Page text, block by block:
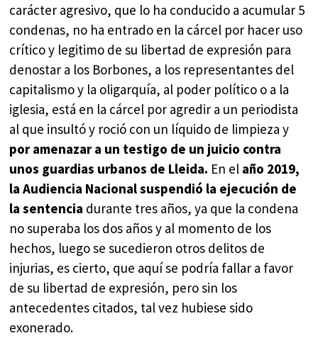
carácter agresivo, que lo ha conducido a acumular 5
condenas, no ha entrado en la cárcel por hacer uso
crítico y legitimo de su libertad de expresión para
denostar a los Borbones, a los representantes del
capitalismo y la oligarquía, al poder político o a la
iglesia, está en la cárcel por agredir a un periodista
al que insultó y roció con un líquido de limpieza y
por amenazar a un testigo de un juicio contra
unos guardias urbanos de Lleida. En el año 2019,
la Audiencia Nacional suspendió la ejecución de
la sentencia durante tres años, ya que la condena
no superaba los dos años y al momento de los
hechos, luego se sucedieron otros delitos de
injurias, es cierto, que aquí se podría fallar a favor
de su libertad de expresión, pero sin los
antecedentes citados, tal vez hubiese sido
exonerado.